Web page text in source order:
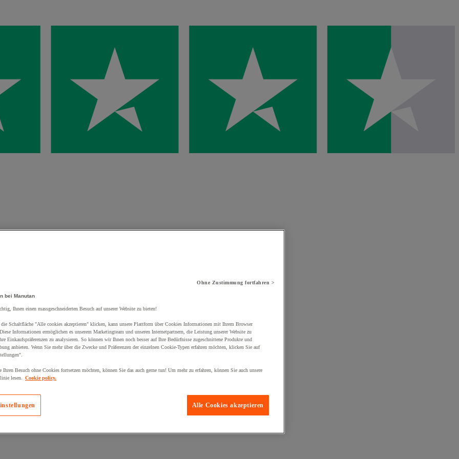
zum Warenkorb hinzugefügt:
Ohne Zustimmung fortfahren >
bei Manutan
Ihnen einen massgeschneiderten Besuch auf unserer Website zu bieten!
die Schaltfläche "Alle cookies akzeptieren" klicken, kann unsere Plattform über Cookies Informationen mit Ihrem Browser
Informationen ermöglichen es unserem Marketingteam und unseren Internetpartnern, die Leistung unserer Website zu
Einkaufspräferenzen zu analysieren. So können wir Ihnen noch besser auf Ihre Bedürfnisse zugeschnittene Produkte und
anbieten. Wenn Sie mehr über die Zwecke und Präferenzen der einzelnen Cookie-Typen erfahren möchten, klicken Sie auf
Ihren Besuch ohne Cookies fortsetzen möchten, können Sie das auch gerne tun! Um mehr zu erfahren, können Sie auch unsere
lesen.
Cookie policy.
Alle Cookies akzeptieren